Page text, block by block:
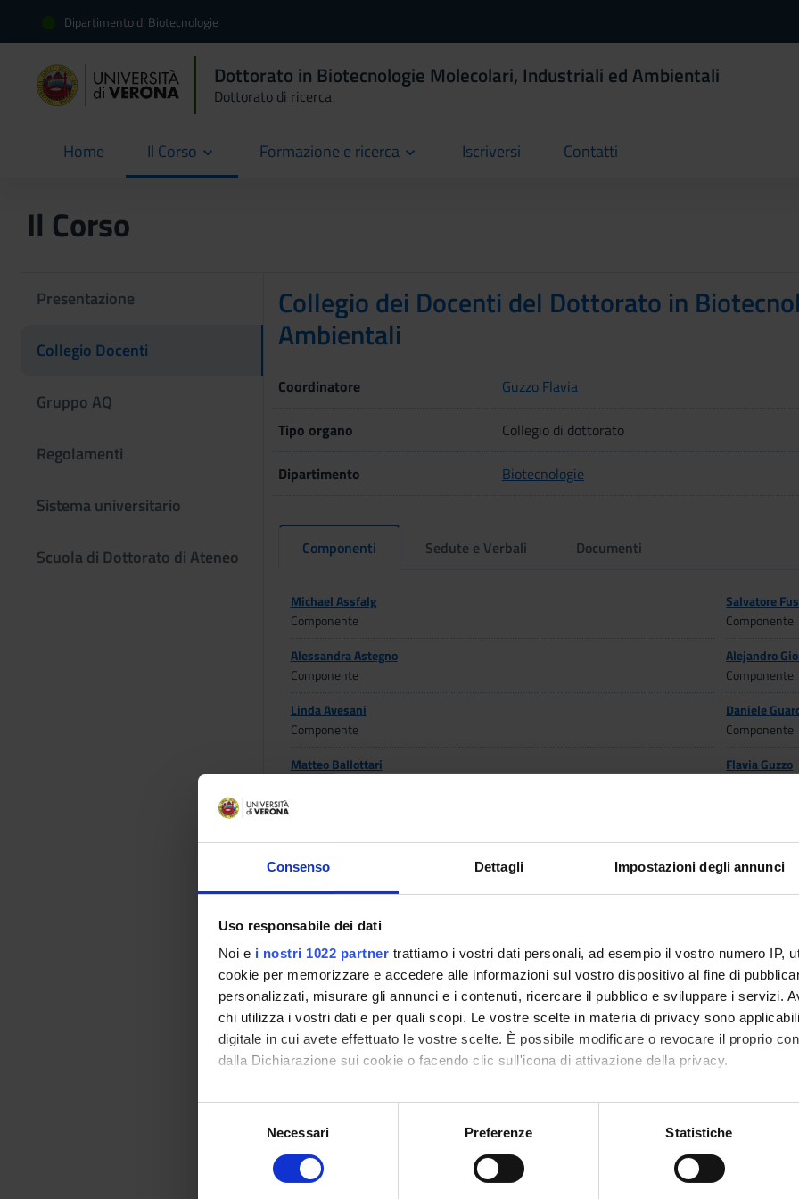
Consenso Dettagli Impostazioni degli annunci
Uso responsabile dei dati
Noi e i nostri 1022 partner trattiamo i vostri dati personali, ad esempio il vostro numero IP,
cookie per memorizzare e accedere alle informazioni sul vostro dispositivo al fine di
personalizzati, misurare gli annunci e i contenuti, ricercare il pubblico e sviluppare i servizi.
chi utilizza i vostri dati e per quali scopi. Le vostre scelte in materia di privacy sono
digitale in cui avete effettuato le vostre scelte. È possibile modificare o revocare il proprio
dalla Dichiarazione sui cookie o facendo clic sull'icona di attivazione della privacy.
Con il tuo consenso, vorremmo anche:
raccogliere informazioni sulla tua posizione geografica, con un'approssimazione di
digitali).
Necessari Preferenze Statistiche
Dipartimento di Biotecnologie
Dottorato in Biotecnologie Molecolari, Industriali ed Ambientali
Dottorato di ricerca
Home
current Il Corso Formazione e ricerca Iscriversi
current Contatti
current
Il Corso
Presentazione
Collegio Docenti
Gruppo AQ
Regolamenti
Sistema universitario
Scuola di Dottorato di Ateneo
Collegio dei Docenti del Dottorato in
Ambientali
Coordinatore Guzzo Flavia
Tipo organo Collegio di dottorato
Dipartimento Biotecnologie
Componenti Sedute e Verbali Documenti
Michael Assfalg
Componente
Alessandra Astegno
Componente
Linda Avesani
Componente
Matteo Ballottari
Componente
Federico Battista
Componente
Diana Bellin
Componente
David Bolzonella
Componente
Stefano Capaldi
Componente
Coordinatore Vicario
Salvatore
Componente
Alejandro
Componente
Daniele
Componente
Flavia Guzzo
Componente
Tiziana
Componente
Componente
Annalisa
Componente
Marzia